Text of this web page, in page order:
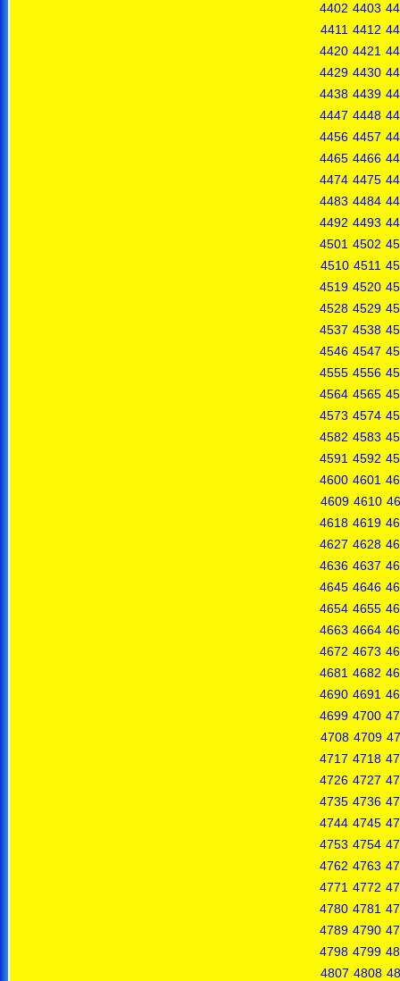
4402 4403
4411 4412
4420 4421
4429 4430
4438 4439
4447 4448
4456 4457
4465 4466
4474 4475
4483 4484
4492 4493
4501 4502
4510 4511
4519 4520
4528 4529
4537 4538
4546 4547
4555 4556
4564 4565
4573 4574
4582 4583
4591 4592
4600 4601
4609 4610
4618 4619
4627 4628
4636 4637
4645 4646
4654 4655
4663 4664
4672 4673
4681 4682
4690 4691
4699 4700
4708 4709
4717 4718
4726 4727
4735 4736
4744 4745
4753 4754
4762 4763
4771 4772
4780 4781
4789 4790
4798 4799
4807 4808